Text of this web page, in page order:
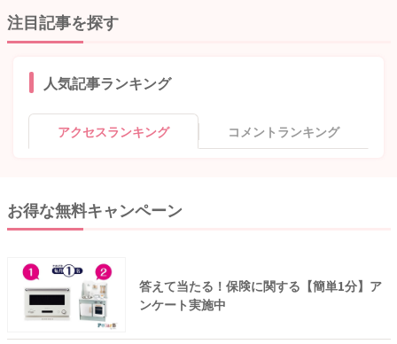
注目記事を探す
人気記事ランキング
アクセスランキング コメントランキング
お得な無料キャンペーン
答えて当たる！保険に関する【簡単1分】ア
ンケート実施中